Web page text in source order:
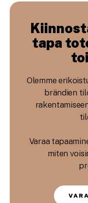
tapa
Olemme
brändien
Varaa
miten